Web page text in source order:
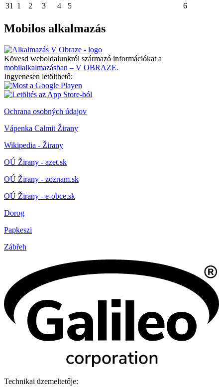
31
1 2 3 4 5 6
Mobilos alkalmazás
Kövesd weboldalunkról származó információkat a
mobilalkalmazásban – V OBRAZE.
Ingyenesen letölthető:
Ochrana osobných údajov
Vápenka Calmit Žirany
Wikipedia - Žirany
OÚ Žirany - azet.sk
OÚ Žirany - zoznam.sk
OÚ Žirany - e-obce.sk
Dorog
Papkeszi
Zábřeh
Technikai üzemeltetője: